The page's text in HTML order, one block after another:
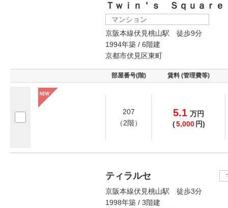
Ｔｗｉｎ＇ｓ Ｓｑｕａｒ
マンション
京阪本線伏見桃山駅 徒歩9分
1994年築 / 6階建
京都市伏見区東町
部屋番号(階) 賃料 (管理費等)
207
（2階）
5.1 万円
(5,000 円)
ティラルセ
京阪本線伏見桃山駅 徒歩3分
1998年築 / 3階建